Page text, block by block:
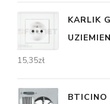
KARLIK
15,35zł
BTICINO